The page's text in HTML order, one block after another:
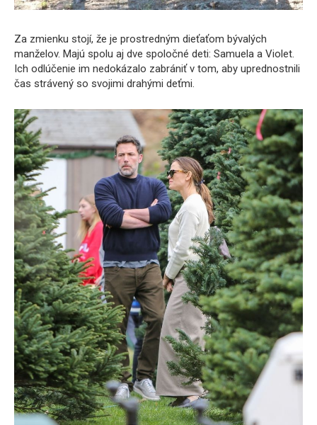
Za zmienku stojí, že je prostredným dieťaťom bývalých
manželov. Majú spolu aj dve spoločné deti: Samuela a Violet.
Ich odlúčenie im nedokázalo zabrániť v tom, aby uprednostnili
čas strávený so svojimi drahými deťmi.